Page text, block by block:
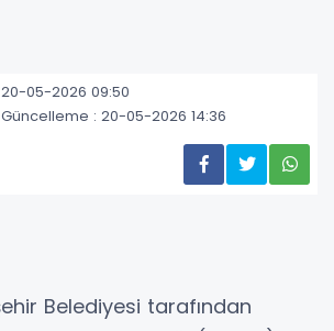
20-05-2026 09:50
Güncelleme : 20-05-2026 14:36